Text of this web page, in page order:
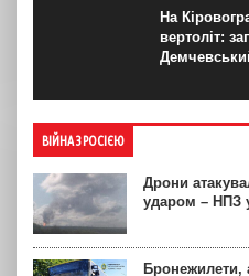
На
вертоліт:
ВІЙНА З РОСІЄЮ
Дрони
ударом – НПЗ
Бронежилети,